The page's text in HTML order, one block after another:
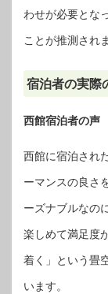
わせが必要とな
ことが推測され
宿泊者の実際
西館宿泊者の声
西館に宿泊され
ーマンスの良さ
ーズナブルなの
楽しめて満足度
着く」という畳
います。